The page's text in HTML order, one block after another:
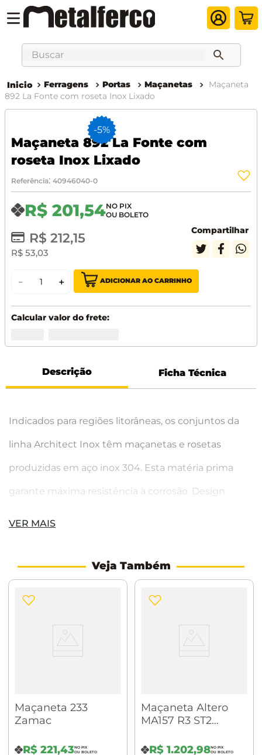
Buscar
Ferragens Portas Maçanetas
Maçaneta
892 La Fonte com roseta Inox Lixado
-5%
Maçaneta 892 La Fonte com
roseta Inox Lixado
Referência: 40946040-0
R$ 201,54
R$ 212,15
R$ 53,03
Compartilhar
＋
－ ADICIONAR AO CARRINHO
Descrição Ficha Técnica
Indicados para regiões litorâneas, os conjuntos da
linha Architect Inox têm maçanetas e rosetas
produzidas em aço inox 304. Esta matéria prima
garante máxima resistência à corrosão. Design
Antes de escolher o seu produto, leia atentamente
as informações que preparamos a fim de auxiliá-lo
(a) e orientá-lo (a) para uma boa compra. Veja a
configuração do produto, sua aplicação e nossas
VER MAIS
Veja Também
Maçaneta 233
Zamac
R$ 221,43
Maçaneta Altero
MA157 R3 ST2
Cromado Brilhante
R$ 1.202,98